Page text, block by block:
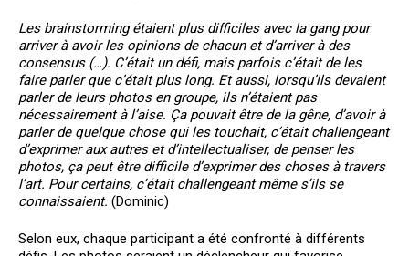
Les brainstorming étaient plus difficiles avec la gang pour
arriver à avoir les opinions de chacun et d’arriver à des
consensus (…). C’était un défi, mais parfois c’était de les
faire parler que c’était plus long. Et aussi, lorsqu’ils devaient
parler de leurs photos en groupe, ils n’étaient pas
nécessairement à l’aise. Ça pouvait être de la gêne, d’avoir à
parler de quelque chose qui les touchait, c’était challengeant
d’exprimer aux autres et d’intellectualiser, de penser les
photos, ça peut être difficile d’exprimer des choses à travers
l’art. Pour certains, c’était challengeant même s’ils se
connaissaient. (Dominic)
Selon eux, chaque participant a été confronté à différents